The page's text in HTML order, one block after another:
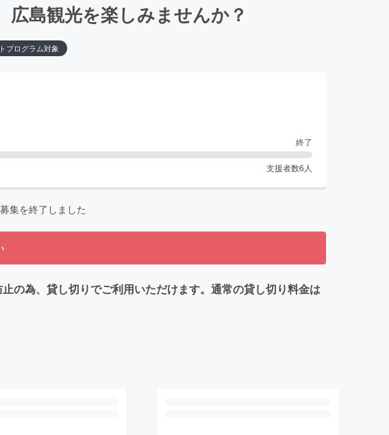
島観光を楽しみませんか？
プログラム対象
終了
支援者数6 人
集を終了しました
の為、貸し切りでご利用いただけます。通常の貸し切り料金は